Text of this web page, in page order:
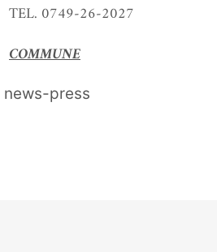
TEL. 0749-26-2027
COMMUNE
news-press